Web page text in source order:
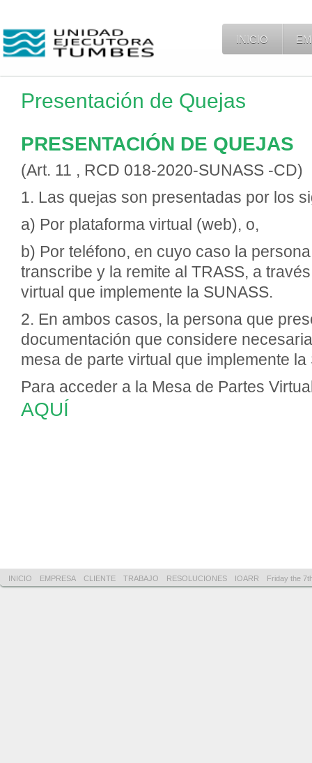
INICIO
Presentación de Quejas
PRESENTACIÓN DE QUEJAS
(Art. 11 , RCD 018-2020-SUNASS -CD)
1. Las quejas son presentadas por los
a) Por plataforma virtual (web), o,
b) Por teléfono, en cuyo caso la
transcribe y la remite al TRASS, a
virtual que implemente la SUNASS.
2. En ambos casos, la persona que
documentación que considere
mesa de parte virtual que implemente la
Para acceder a la Mesa de Partes
AQUÍ
INICIO EMPRESA CLIENTE TRABAJO RESOLUCIONES IOARR Friday the